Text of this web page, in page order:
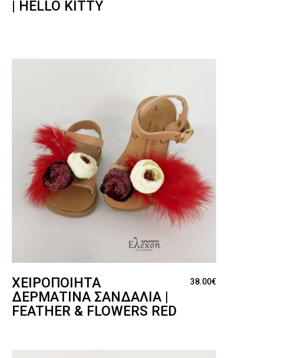
| HELLO KITTY
ΧΕΙΡΟΠΟΊΗΤΑ
ΔΕΡΜΆΤΙΝΑ ΣΑΝΔΆΛΙΑ |
FEATHER & FLOWERS RED
38.00€